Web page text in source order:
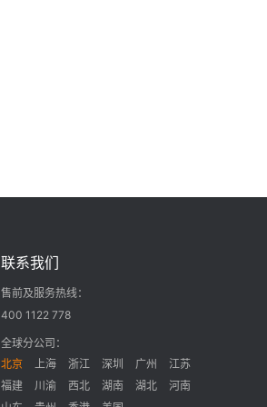
联系我们
售前及服务热线：
400 1122 778
全球分公司：
北京
上海 浙江 深圳 广州
江苏
福建
川渝 西北 湖南 湖北
河南